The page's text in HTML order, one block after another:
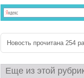
Новость прочитана 254
Еще из этой